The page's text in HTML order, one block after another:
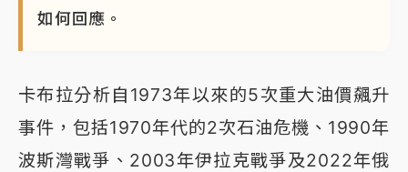
如何回應。
卡布拉分析自1973年以來的5次重大油價飆升
事件，包括1970年代的2次石油危機、1990年
波斯灣戰爭、2003年伊拉克戰爭及2022年俄